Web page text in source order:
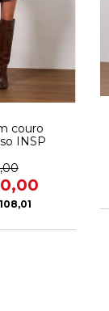
couro
INSP